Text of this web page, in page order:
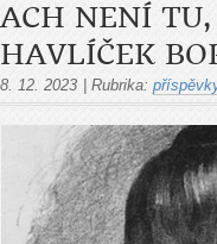
ACH NENÍ
HAVLÍČEK
8. 12. 2023 Rubrika: